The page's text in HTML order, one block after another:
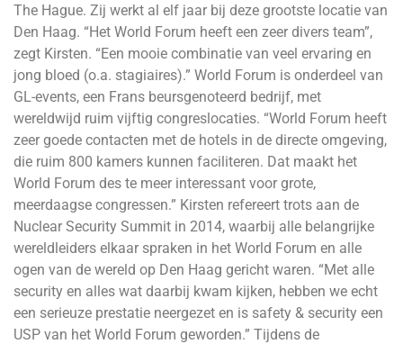
The Hague. Zij werkt al elf jaar bij deze grootste locatie van
Den Haag. “Het World Forum heeft een zeer divers team”,
zegt Kirsten. “Een mooie combinatie van veel ervaring en
jong bloed (o.a. stagiaires).” World Forum is onderdeel van
GL-events, een Frans beursgenoteerd bedrijf, met
wereldwijd ruim vijftig congreslocaties. “World Forum heeft
zeer goede contacten met de hotels in de directe omgeving,
die ruim 800 kamers kunnen faciliteren. Dat maakt het
World Forum des te meer interessant voor grote,
meerdaagse congressen.” Kirsten refereert trots aan de
Nuclear Security Summit in 2014, waarbij alle belangrijke
wereldleiders elkaar spraken in het World Forum en alle
ogen van de wereld op Den Haag gericht waren. “Met alle
security en alles wat daarbij kwam kijken, hebben we echt
een serieuze prestatie neergezet en is safety & security een
USP van het World Forum geworden.” Tijdens de